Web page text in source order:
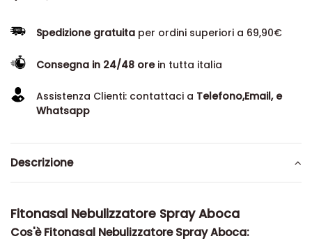
Spedizione gratuita per ordini superiori a 69,90€
Consegna in 24/48 orein tutta italia
Assistenza Clienti: contattaci a Telefono,Email, e
Whatsapp
Descrizione
Fitonasal Nebulizzatore Spray Aboca
Cos'è Fitonasal Nebulizzatore Spray Aboca: